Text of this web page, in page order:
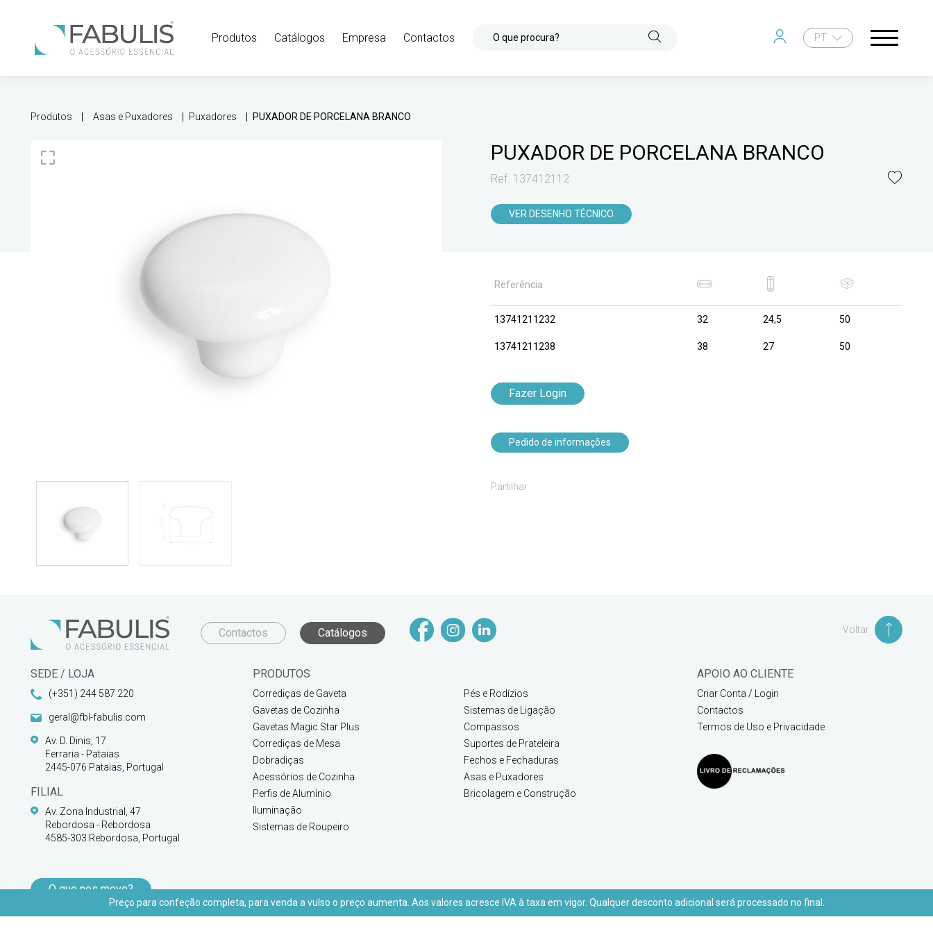
Produtos Catálogos Empresa Contactos O que procura? PT
Produtos Asas e Puxadores Puxadores PUXADOR DE PORCELANA BRANCO
PUXADOR DE PORCELANA BRANCO
Ref. 137412112
VER DESENHO TÉCNICO
Referência
13741211232 32 24,5 50
13741211238 38 27 50
Fazer Login
Pedido de informações
Partilhar
Contactos Catálogos Voltar
SEDE / LOJA
(+351) 244 587 220
geral@fbl-fabulis.com
Av. D. Dinis, 17
Ferraria - Pataias
2445-076 Pataias, Portugal
FILIAL
Av. Zona Industrial, 47
Rebordosa - Rebordosa
4585-303 Rebordosa, Portugal
O que nos move?
PRODUTOS
Corrediças de Gaveta
Gavetas de Cozinha
Gavetas Magic Star Plus
Corrediças de Mesa
Dobradiças
Acessórios de Cozinha
Perfis de Alumínio
Iluminação
Sistemas de Roupeiro
Pés e Rodízios
Sistemas de Ligação
Compassos
Suportes de Prateleira
Fechos e Fechaduras
Asas e Puxadores
Bricolagem e Construção
APOIO AO CLIENTE
Criar Conta / Login
Contactos
Termos de Uso e Privacidade
Preço para confeção completa, para venda a vulso o preço aumenta. Aos valores acresce IVA à taxa em vigor. Qualquer desconto adicional será processado no final.